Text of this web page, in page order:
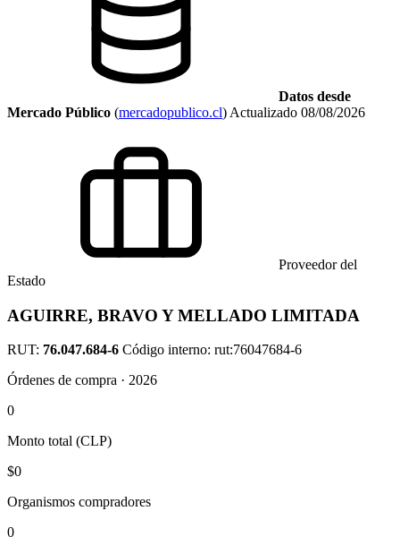
Datos desde
Mercado Público (mercadopublico.cl) Actualizado 08/08/2026
Proveedor del
Estado
AGUIRRE, BRAVO Y MELLADO LIMITADA
RUT: 76.047.684-6 Código interno: rut:76047684-6
Órdenes de compra · 2026
0
Monto total (CLP)
$0
Organismos compradores
0